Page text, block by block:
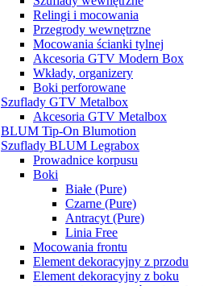
Relingi i mocowania
Przegrody wewnętrzne
Mocowania ścianki tylnej
Akcesoria GTV Modern Box
Wkłady, organizery
Boki perforowane
Szuflady GTV Metalbox
Akcesoria GTV Metalbox
BLUM Tip-On Blumotion
Szuflady BLUM Legrabox
Prowadnice korpusu
Boki
Białe (Pure)
Czarne (Pure)
Antracyt (Pure)
Linia Free
Mocowania frontu
Element dekoracyjny z przodu
Element dekoracyjny z boku